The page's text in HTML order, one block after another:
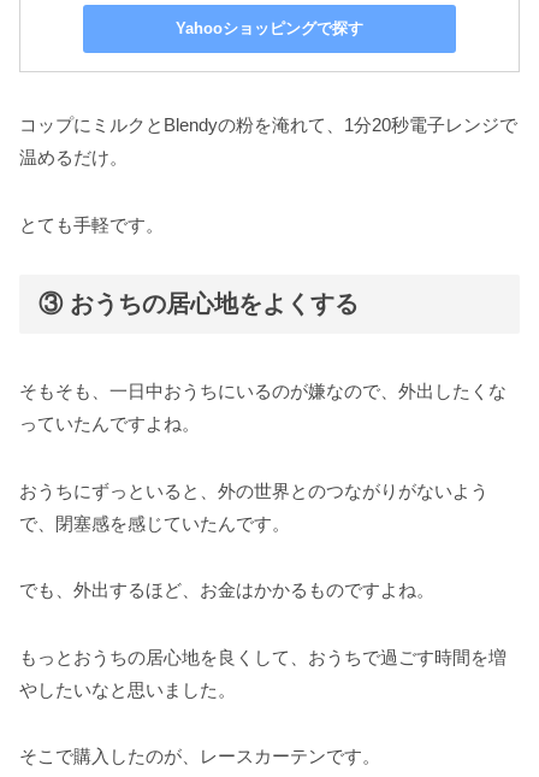
Yahooショッピングで探す
コップにミルクとBlendyの粉を淹れて、1分20秒電子レンジで
温めるだけ。
とても手軽です。
③ おうちの居心地をよくする
そもそも、一日中おうちにいるのが嫌なので、外出したくな
っていたんですよね。
おうちにずっといると、外の世界とのつながりがないよう
で、閉塞感を感じていたんです。
でも、外出するほど、お金はかかるものですよね。
もっとおうちの居心地を良くして、おうちで過ごす時間を増
やしたいなと思いました。
そこで購入したのが、レースカーテンです。